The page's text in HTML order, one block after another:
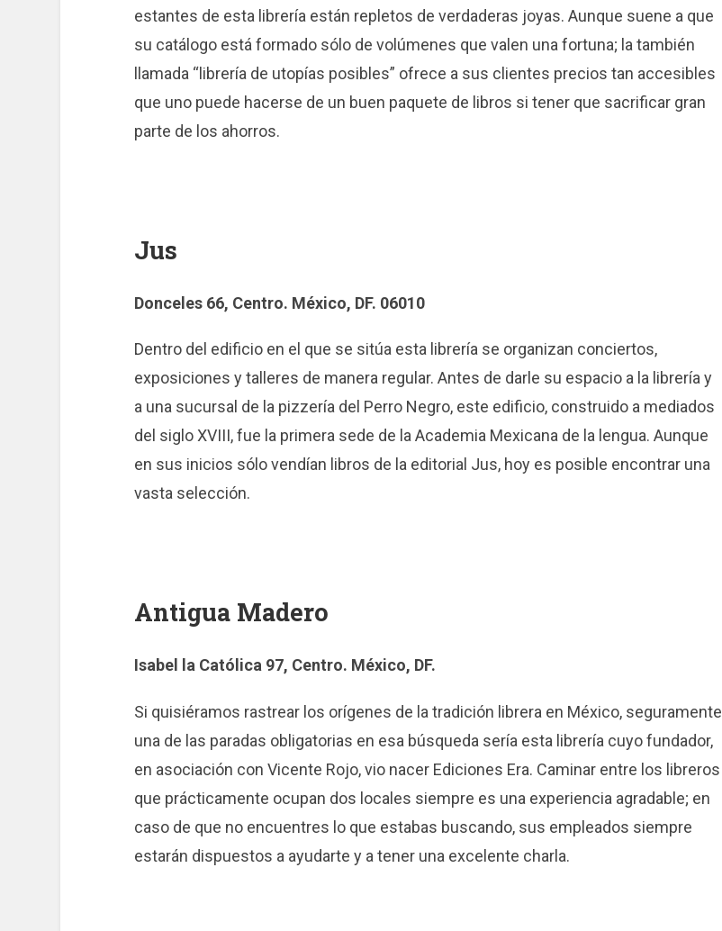
estantes de esta librería están repletos de verdaderas joyas. Aunque suene a que
su catálogo está formado sólo de volúmenes que valen una fortuna; la también
llamada “librería de utopías posibles” ofrece a sus clientes precios tan accesibles
que uno puede hacerse de un buen paquete de libros si tener que sacrificar gran
parte de los ahorros.
Jus
Donceles 66, Centro. México, DF. 06010
Dentro del edificio en el que se sitúa esta librería se organizan conciertos,
exposiciones y talleres de manera regular. Antes de darle su espacio a la librería y
a una sucursal de la pizzería del Perro Negro, este edificio, construido a mediados
del siglo XVIII, fue la primera sede de la Academia Mexicana de la lengua. Aunque
en sus inicios sólo vendían libros de la editorial Jus, hoy es posible encontrar una
vasta selección.
Antigua Madero
Isabel la Católica 97, Centro. México, DF.
Si quisiéramos rastrear los orígenes de la tradición librera en México, seguramente
una de las paradas obligatorias en esa búsqueda sería esta librería cuyo fundador,
en asociación con Vicente Rojo, vio nacer Ediciones Era. Caminar entre los libreros
que prácticamente ocupan dos locales siempre es una experiencia agradable; en
caso de que no encuentres lo que estabas buscando, sus empleados siempre
estarán dispuestos a ayudarte y a tener una excelente charla.